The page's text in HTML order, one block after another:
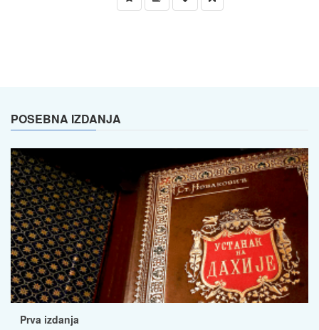
POSEBNA IZDANJA
Prva izdanja